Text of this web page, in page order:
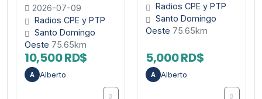
2026-07-09
Radios CPE y PTP
Santo Domingo
Oeste 75.65km
10,500 RD$
A Alberto
Radios CPE y PTP
Santo Domingo
Oeste 75.65km
5,000 RD$
A Alberto